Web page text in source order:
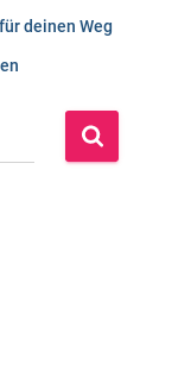
deinen Weg